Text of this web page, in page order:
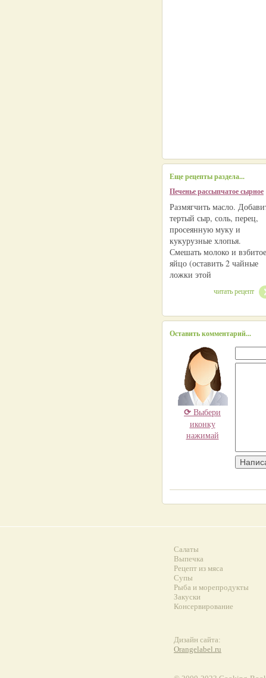
Еще рецепты раздела...
Печенье рассыпчатое сырное
Размягчить масло.
тертый сыр, соль, перец,
просеянную муку и
кукурузные хлопья.
Смешать молоко и взбитое
яйцо (оставить 2 чайные
ложки этой
читать рецепт
Оставить комментарий...
⟳ Выбери
иконку
нажимай
Салаты
Выпечка
Рецепт из мяса
Супы
Рыба и морепродукты
Закуски
Консервирование
Дизайн сайта:
Orangelabel.ru